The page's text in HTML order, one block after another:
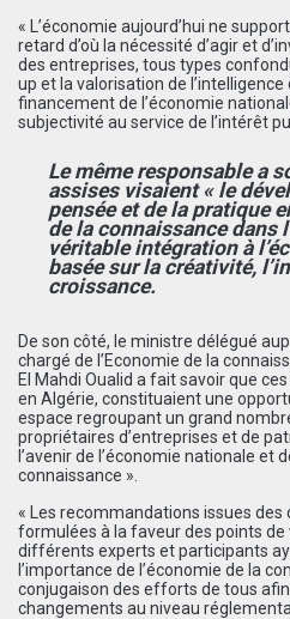
« L’économie aujourd’hui ne
retard d’où la nécessité d’agir et
des entreprises, tous types
up et la valorisation de
financement de l’économie
subjectivité au service de l’intérêt
Le même responsable a
assises visaient « le
pensée et de la pratique
de la connaissance dans
véritable intégration à
basée sur la créativité,
croissance.
De son côté, le ministre délégué
chargé de l’Economie de la
El Mahdi Oualid a fait savoir que
en Algérie, constituaient une
espace regroupant un grand
propriétaires d’entreprises et de
l’avenir de l’économie nationale et
connaissance ».
« Les recommandations issues
formulées à la faveur des points
différents experts et participants
l’importance de l’économie de la
conjugaison des efforts de tous afin
changements au niveau